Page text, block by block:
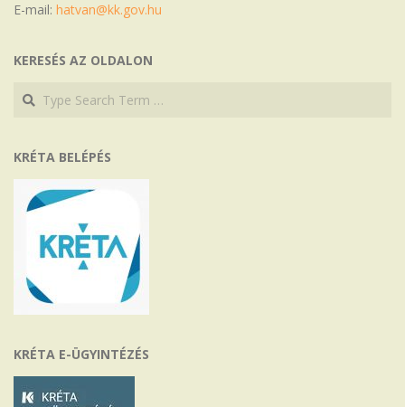
E-mail: hatvan@kk.gov.hu
KERESÉS AZ OLDALON
Search
Search
KRÉTA BELÉPÉS
KRÉTA E-ÜGYINTÉZÉS